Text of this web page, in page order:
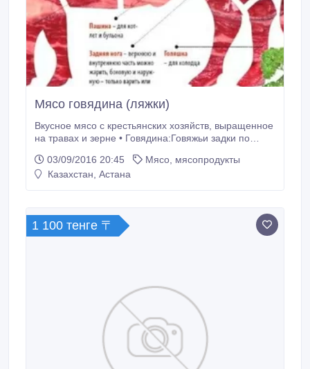
Мясо говядина (ляжки)
Вкусное мясо с крестьянских хозяйств, выращенное
на травах и зерне • Говядина:Говяжьи задки по
выгодные условия для постоянного сотрудничества.
Доставка..
03/09/2016 20:45
Мясо, мясопродукты
Казахстан, Астана
1 100 тенге 〒